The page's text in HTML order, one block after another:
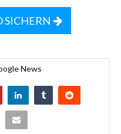
SICHERN